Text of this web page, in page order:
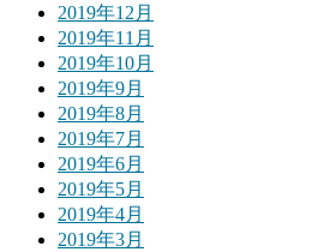
2019年12月
2019年11月
2019年10月
2019年9月
2019年8月
2019年7月
2019年6月
2019年5月
2019年4月
2019年3月